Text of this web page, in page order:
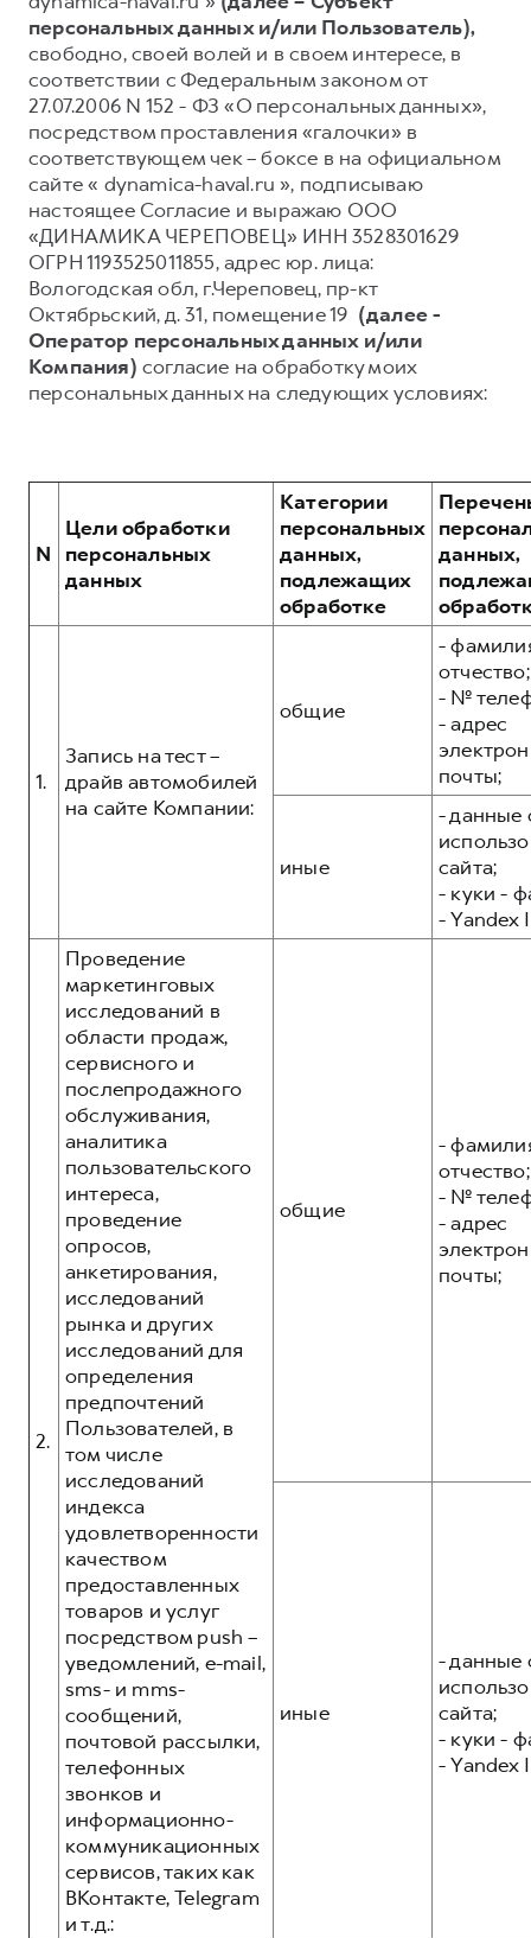
DARGO
от 3 199 000 ₽
DARGO X
от 3 499 000 ₽
F7
от 2 899 000 ₽ от 3 599 000 ₽
POER
от 3 449 000 ₽
Тест-драйв
Трейд-ин
КРЕДИТ И СТРАХОВАНИЕ
Кредитный калькулятор
Страхование
Кредит
КОРПОРАТИВНЫМ КЛИЕНТАМ
Для малого бизнеса
Система управления автопарком GWM Fleet
Сервис для корпоративных клиентов
HAVAL Лизинг
Коллекция Базовая
Коллекция Детская
СЕРВИСНОЕ ОБСЛУЖИВАНИЕ
Нулевое ТО
Программа «Помощь на дороге»
Регламенты технического обслуживания
Электронный ПТС
ПОДДЕРЖКА
GWM Безопасность
Гарантия HAVAL
Мобильное приложение GWM
АКСЕССУАРЫ HAVAL
Автомобильные аксессуары
О дилере
Наша команда
Контакты
персональных данных и/или Пользователь),
свободно, своей волей и в своем интересе, в
соответствии с Федеральным законом от
27.07.2006 N 152 - ФЗ «О персональных данных»,
посредством проставления «галочки» в
соответствующем чек – боксе в на официальном
сайте « dynamica-haval.ru », подписываю
настоящее Согласие и выражаю ООО
«ДИНАМИКА ЧЕРЕПОВЕЦ» ИНН 3528301629
ОГРН 1193525011855, адрес юр. лица:
Вологодская обл, г.Череповец, пр-кт
Октябрьский, д. 31, помещение 19 (далее -
Оператор персональных данных и/или
Компания) согласие на обработку моих
персональных данных на следующих условиях:
N
Цели обработки
персональных
данных
Категории
персональных
данных,
подлежащих
обработке
данных,
1.
Запись на тест –
драйв автомобилей
на сайте Компании:
общие
-
отчество;
- №
- адрес
почты;
иные
- данные
сайта;
- куки -
- Yandex
2.
Проведение
маркетинговых
исследований в
области продаж,
сервисного и
послепродажного
обслуживания,
аналитика
пользовательского
интереса,
проведение
опросов,
анкетирования,
исследований
рынка и других
исследований для
определения
предпочтений
Пользователей, в
том числе
исследований
индекса
удовлетворенности
качеством
предоставленных
товаров и услуг
посредством push –
уведомлений, e-mail,
sms- и mms-
сообщений,
почтовой рассылки,
телефонных
звонков и
информационно-
коммуникационных
сервисов, таких как
ВКонтакте, Telegram
и т.д.:
общие
-
отчество;
- №
- адрес
почты;
иные
- данные
сайта;
- куки -
- Yandex